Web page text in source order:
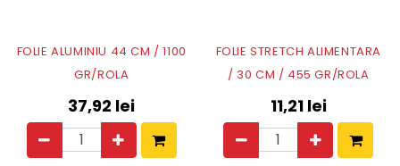
FOLIE ALUMINIU 44 CM / 1100
GR/ROLA
37,92 lei
FOLIE STRETCH ALIMENTARA
/ 30 CM / 455 GR/ROLA
11,21lei